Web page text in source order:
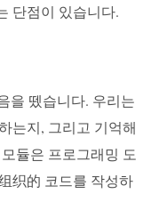
단점이 있습니다.
을 뗐습니다. 우리는
는지, 그리고 기억해
듈은 프로그래밍 도
织的 코드를 작성하